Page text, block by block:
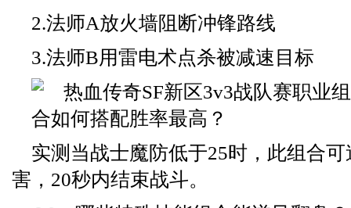
2.法师A放火墙阻断冲锋路线
3.法师B用雷电术点杀被减速目标
实测当战士魔防低于25时，此组合
害，20秒内结束战斗。